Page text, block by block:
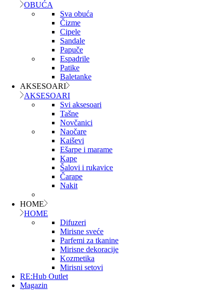
OBUĆA
Sva obuća
Čizme
Cipele
Sandale
Papuče
Espadrile
Patike
Baletanke
AKSESOARI
AKSESOARI
Svi aksesoari
Tašne
Novčanici
Naočare
Kaiševi
Ešarpe i marame
Kape
Šalovi i rukavice
Čarape
Nakit
HOME
HOME
Difuzeri
Mirisne sveće
Parfemi za tkanine
Mirisne dekoracije
Kozmetika
Mirisni setovi
RE:Hub Outlet
Magazin